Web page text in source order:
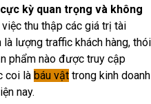
cực kỳ quan trọng và không
thu thập các giá trị tài
lượng traffic khách hàng, thói
phẩm nào được truy cập
coi là báu vật trong kinh doanh
nay.